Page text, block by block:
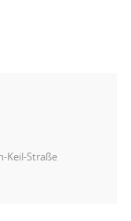
Keil-Straße